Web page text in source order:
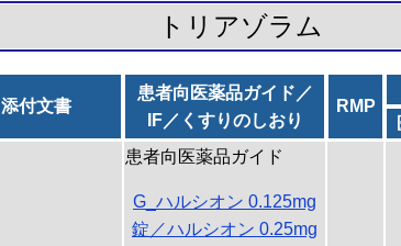
トリアゾラム
添付文書
患者向医薬品ガイド／
IF／くすりのしおり
RMP
患者向医薬品ガイド
G_ハルシオン 0.125mg
錠／ハルシオン 0.25mg